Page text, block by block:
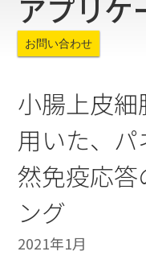
アプリケ
お問い合わせ
小腸上皮
用いた、
然免疫応
ング
2021年1月